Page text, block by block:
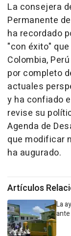
La consejera
Permanente
ha recordado
"con éxito"
Colombia,
por completo
actuales
y ha confiado
revise su
Agenda de
que modificar
ha augurado.
Artículos
La